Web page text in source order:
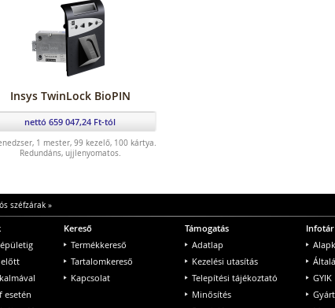
Insys TwinLock BioPIN
nettó 659 047,24 Ft-tól
1 mester, 99 kezelő, 100 kártya.
Redundáns, ujjlenyomatos.
széfzárak»
előtt
esetén
Kereső
Termékkereső
Tartalomkereső
Kapcsolat
Támogatás
Adatlap
Kezelési utasítás
Telepítési tájékoztató
Minősítés
Infotár
GYIK